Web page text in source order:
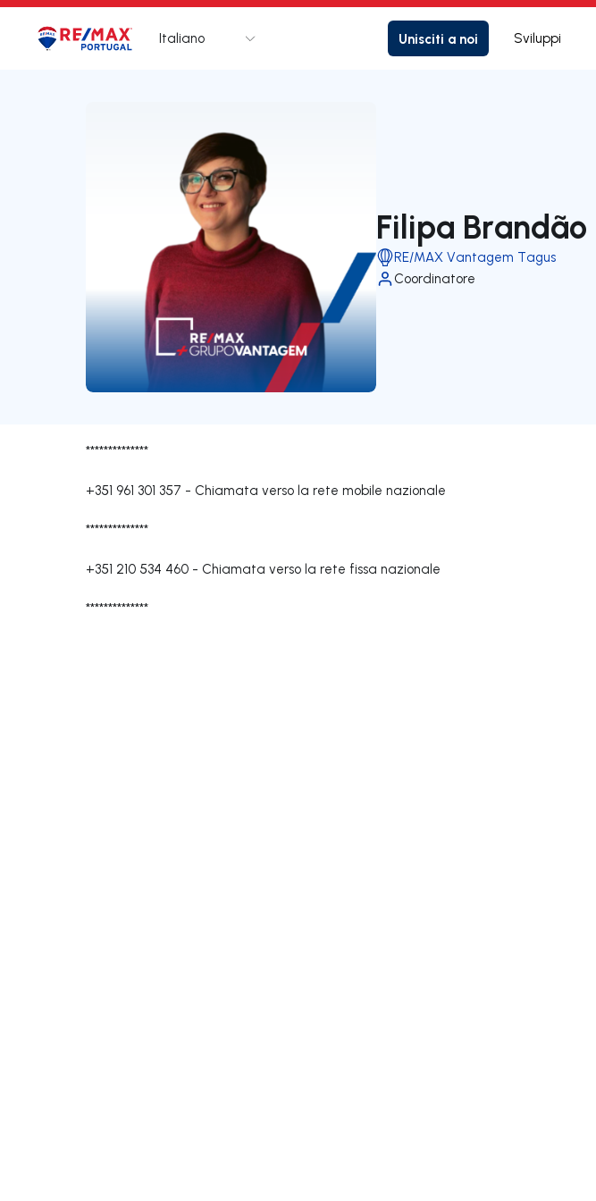
Logo Vai alla homepage
Italiano Unisciti a noi Sviluppi
Filipa Brandão
RE/MAX Vantagem Tagus
Coordinatore
**************
+351 961 301 357 - Chiamata verso la rete mobile nazionale
**************
+351 210 534 460 - Chiamata verso la rete fissa nazionale
**************